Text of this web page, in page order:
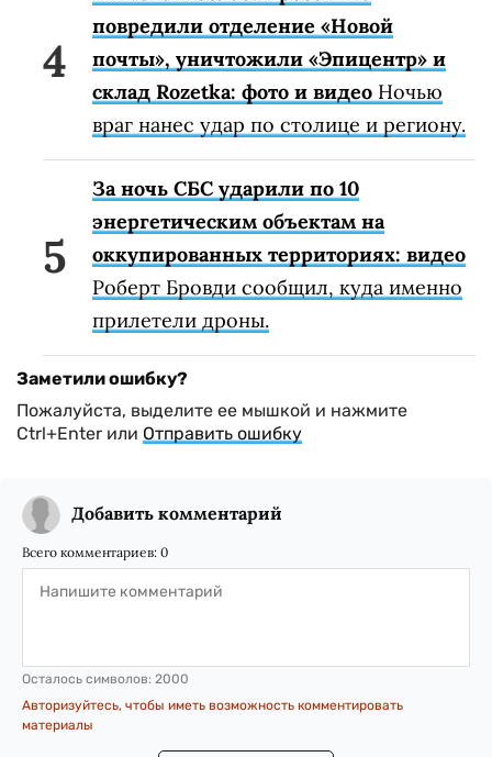
повредили отделение «Новой
почты», уничтожили «Эпицентр» и
склад Rozetka: фото и видео Ночью
враг нанес удар по столице и региону.
За ночь СБС ударили по 10
энергетическим объектам на
оккупированных территориях: видео
Роберт Бровди сообщил, куда именно
прилетели дроны.
Заметили ошибку?
Пожалуйста, выделите ее мышкой и нажмите
Ctrl+Enter или Отправить ошибку
Добавить комментарий
Всего комментариев: 0
Осталось символов: 2000
Авторизуйтесь, чтобы иметь возможность комментировать
материалы